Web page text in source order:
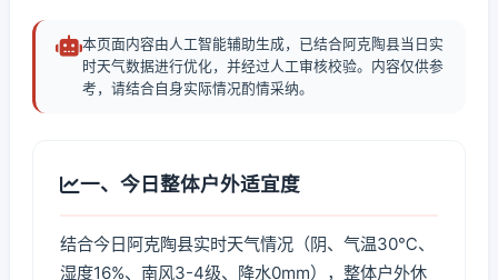
本页面内容由人工智能辅助生成，已结合阿克陶县当日实
时天气数据进行优化，并经过人工审核校验。内容仅供参
考，请结合自身实际情况酌情采纳。
一、今日整体户外适宜度
结合今日阿克陶县实时天气情况（阴、气温30℃、
湿度16%、南风3-4级、降水0mm），整体户外休